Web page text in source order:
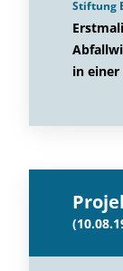
Stiftung
in